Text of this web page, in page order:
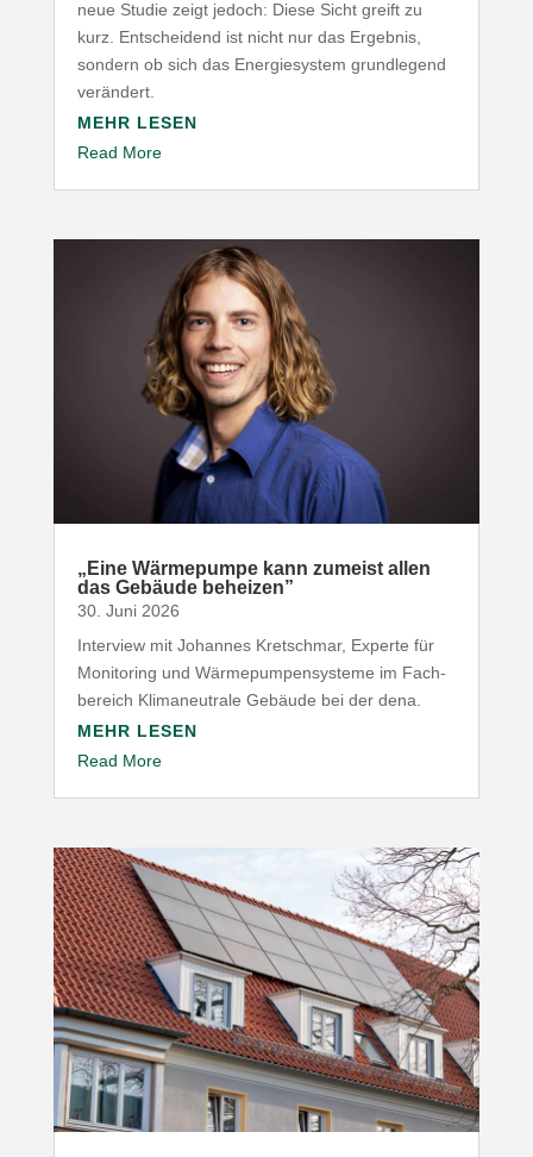
neue Studie zeigt jedoch: Diese Sicht greift zu
kurz. Entscheidend ist nicht nur das Ergebnis,
sondern ob sich das Ener­gie­system grund­legend
verändert.
MEHR LESEN
Read More
„ Eine Wärme­pumpe kann zumeist allen
das Gebäude beheizen”
30. Juni 2026
Interview mit Johannes Kret­schmar, Experte für
Moni­toring und Wärme­pum­pen­systeme im Fach­
be­reich Klima­neu­trale Gebäude bei der dena.
MEHR LESEN
Read More